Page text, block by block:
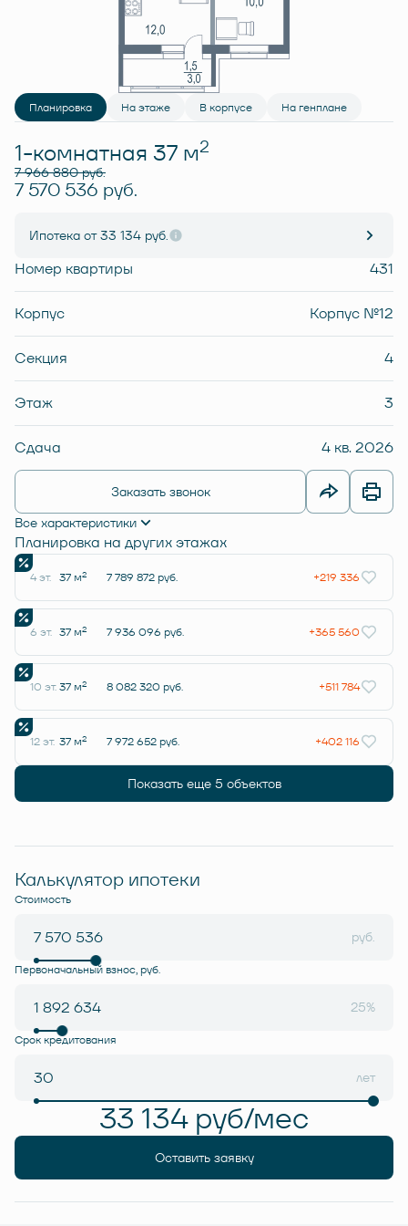
Планировка На этаже В корпусе На генплане
1-комнатная 37 м2
7 966 880 руб.
7 570 536 руб.
Ипотека от 33 134 руб.
Номер квартиры 431
Корпус Корпус №12
Секция 4
Этаж 3
Сдача 4 кв. 2026
Заказать звонок
Все характеристики
Планировка на других этажах
4 эт. 37 м2 7 789 872 руб. +219 336
6 эт. 37 м2 7 936 096 руб. +365 560
10 эт. 37 м2 8 082 320 руб. +511 784
12 эт. 37 м2 7 972 652 руб. +402 116
Показать еще 5 объектов
Калькулятор ипотеки
Стоимость
руб.
Первоначальный взнос, руб.
25%
Срок кредитования
лет
33 134 руб/мес
Оставить заявку